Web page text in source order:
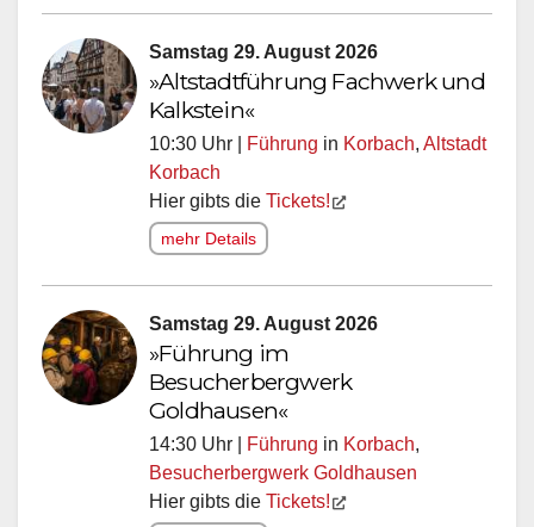
Samstag 29. August 2026
»Altstadtführung Fachwerk und
Kalkstein«
10:30 Uhr | Führung in Korbach, Altstadt
Korbach
Hier gibts die Tickets!
mehr Details
Samstag 29. August 2026
»Führung im
Besucherbergwerk
Goldhausen«
14:30 Uhr | Führung in Korbach,
Besucherbergwerk Goldhausen
Hier gibts die Tickets!